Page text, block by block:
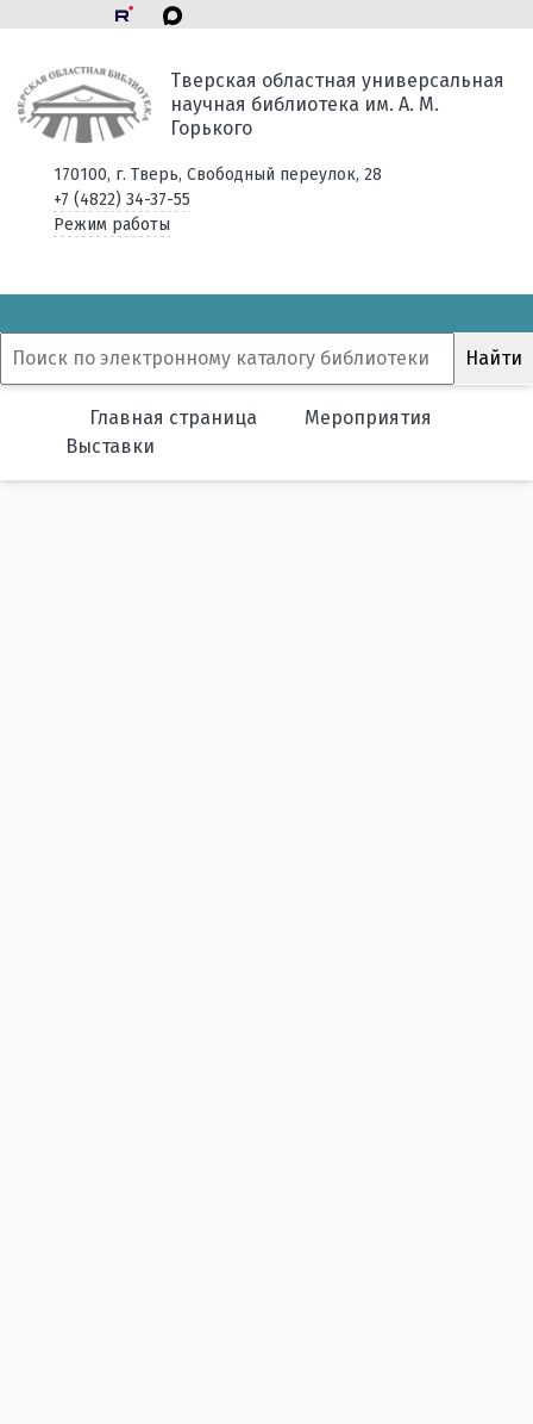
Тверская областная универсальная
научная библиотека им. А. М.
Горького
170100, г. Тверь, Свободный переулок, 28
+7 (4822) 34-37-55
Режим работы
Главная страница
Мероприятия
Выставки